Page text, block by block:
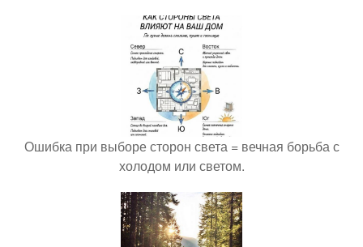
Ошибка при выборе сторон света = вечная борьба с
холодом или светом.